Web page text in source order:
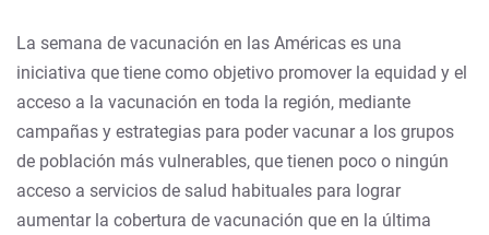
La semana de vacunación en las Américas es una
iniciativa que tiene como objetivo promover la equidad y el
acceso a la vacunación en toda la región, mediante
campañas y estrategias para poder vacunar a los grupos
de población más vulnerables, que tienen poco o ningún
acceso a servicios de salud habituales para lograr
aumentar la cobertura de vacunación que en la última